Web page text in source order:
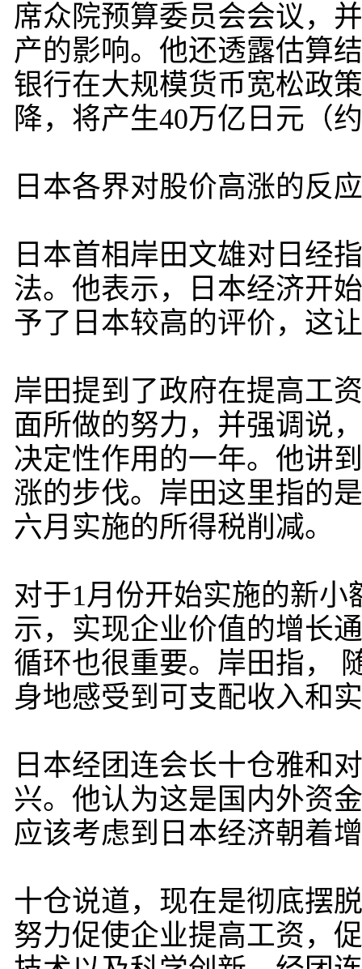
席众院预算委员会会议，
产的影响。他还透露估算
银行在大规模货币宽松政
降，将产生40万亿日元（
日本各界对股价高涨的反应
日本首相岸田文雄对日经
法。他表示，日本经济开
予了日本较高的评价，这
岸田提到了政府在提高工
面所做的努力，并强调说
决定性作用的一年。他讲
涨的步伐。岸田这里指的
六月实施的所得税削减。
对于1月份开始实施的新
示，实现企业价值的增长
循环也很重要。岸田指，
身地感受到可支配收入和
日本经团连会长十仓雅和
兴。他认为这是国内外资
应该考虑到日本经济朝着
十仓说道，现在是彻底摆
努力促使企业提高工资，